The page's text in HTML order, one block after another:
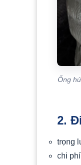
Ống
2.
trọng
chi